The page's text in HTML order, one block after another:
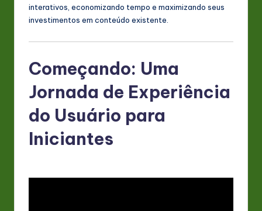
interativos, economizando tempo e maximizando seus
investimentos em conteúdo existente.
Começando: Uma
Jornada de Experiência
do Usuário para
Iniciantes